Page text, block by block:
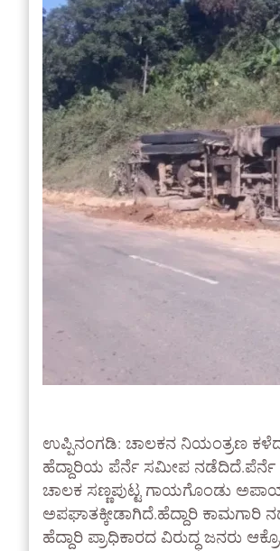
ಉಪ್ಪಿನಂಗಡಿ: ಚಾಲಕನ ನಿಯಂತ್ರಣ
ಹೆದ್ದಾರಿಯ ಪೆರ್ನೆ ಸಮೀಪ ನಡೆದಿದೆ.ಪೆರ್ನೆ
ಚಾಲಕ ಸಣ್ಣಪುಟ್ಟ ಗಾಯಗೊಂಡು
ಅಪಘಾತಕ್ಕೀಡಾಗಿದೆ.ಹೆದ್ದಾರಿ ಕಾಮಗಾರಿ
ಹೆದ್ದಾರಿ ಪ್ರಾಧಿಕಾರದ ವಿರುದ್ಧ ಜನರು